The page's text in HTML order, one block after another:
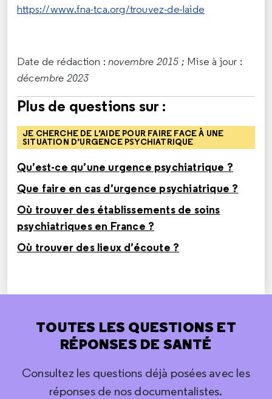
https://www.fna-tca.org/trouvez-de-laide
Date de rédaction : novembre 2015 ; Mise à jour :
décembre 2023
Plus de questions sur :
JE CHERCHE DE L’AIDE POUR FAIRE FACE À UNE
SITUATION D’URGENCE PSYCHIATRIQUE
Qu’est-ce qu’une urgence psychiatrique ?
Que faire en cas d’urgence psychiatrique ?
Où trouver des établissements de soins
psychiatriques en France ?
Où trouver des lieux d’écoute ?
TOUTES LES QUESTIONS ET
RÉPONSES DE SANTÉ
Consultez les questions déjà posées avec les
réponses de nos documentalistes.